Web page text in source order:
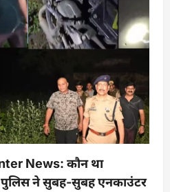
News: कौन था
ने सुबह-सुबह एनकाउंटर